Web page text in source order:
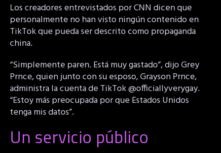
Los creadores entrevistados por CNN dicen que
personalmente no han visto ningún contenido en
TikTok que pueda ser descrito como propaganda
china.
“Simplemente paren. Está muy gastado”, dijo Grey
Prnce, quien junto con su esposo, Grayson Prnce,
administra la cuenta de TikTok @officiallyverygay.
“Estoy más preocupada por que Estados Unidos
tenga mis datos”.
Un servicio público